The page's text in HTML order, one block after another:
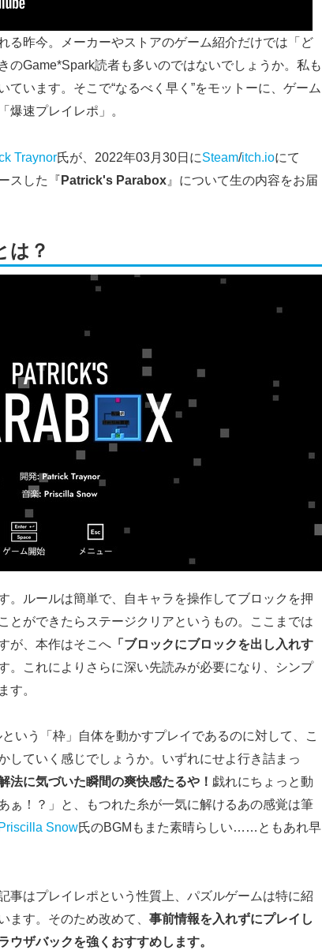
る昨今。メーカーやストアのゲーム紹介だけでは「ど
のGame*Spark読者も多いのではないでしょうか。私も
ています。そこで“なるべく早く”をモットーに、ゲーム
爆速プレイレポ」。
Traynor氏が、2022年03月30日にSteam/itch.ioにて
スした『Patrick's Parabox 』について生の内容をお届
は？
。ルールは簡単で、自キャラを操作してブロックを押
とができたらステージクリアというもの。ここまでは
が、本作はそこへ 「ブロックにブロックを出し入れす
。これによりさらに深い先読みが必要になり、シンプ
す。
という「枠」自体を動かすプレイであるのに対して、こ
していく感じでしょうか。いずれにせよ行き詰まっ
法に気づいた瞬間の爽快感たるや！ 戯れにちょっと動
ぁ！？」と、もつれた糸が一気に解けるあの感覚は筆
Snow氏のBGMもまた素晴らしい……ともあれ早
事はプレイレポという性質上、パズルゲームは特に紹
ます。そのため改めて、 事前情報を入れずにプレイし
ザバックを強くおすすめします。